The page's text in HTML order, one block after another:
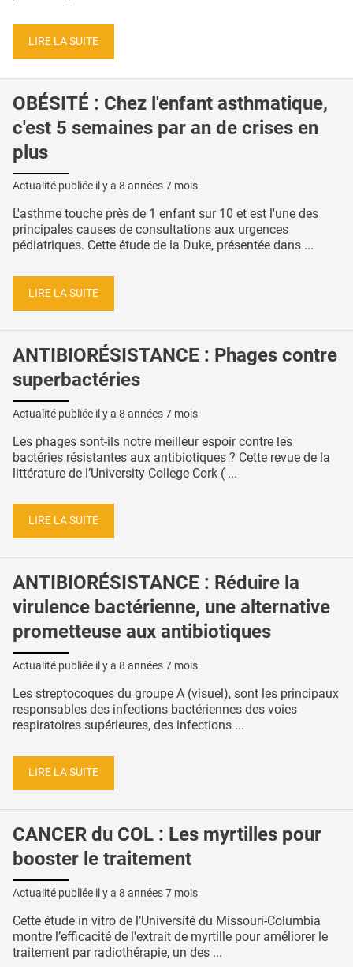
LIRE LA SUITE
OBÉSITÉ : Chez l'enfant asthmatique,
c'est 5 semaines par an de crises en
plus
Actualité publiée il y a 8 années 7 mois
L'asthme touche près de 1 enfant sur 10 et est l'une des
principales causes de consultations aux urgences
pédiatriques. Cette étude de la Duke, présentée dans ...
LIRE LA SUITE
ANTIBIORÉSISTANCE : Phages contre
superbactéries
Actualité publiée il y a 8 années 7 mois
Les phages sont-ils notre meilleur espoir contre les
bactéries résistantes aux antibiotiques ? Cette revue de la
littérature de l’University College Cork ( ...
LIRE LA SUITE
ANTIBIORÉSISTANCE : Réduire la
virulence bactérienne, une alternative
prometteuse aux antibiotiques
Actualité publiée il y a 8 années 7 mois
Les streptocoques du groupe A (visuel), sont les principaux
responsables des infections bactériennes des voies
respiratoires supérieures, des infections ...
LIRE LA SUITE
CANCER du COL : Les myrtilles pour
booster le traitement
Actualité publiée il y a 8 années 7 mois
Cette étude in vitro de l’Université du Missouri-Columbia
montre l’efficacité de l'extrait de myrtille pour améliorer le
traitement par radiothérapie, un des ...